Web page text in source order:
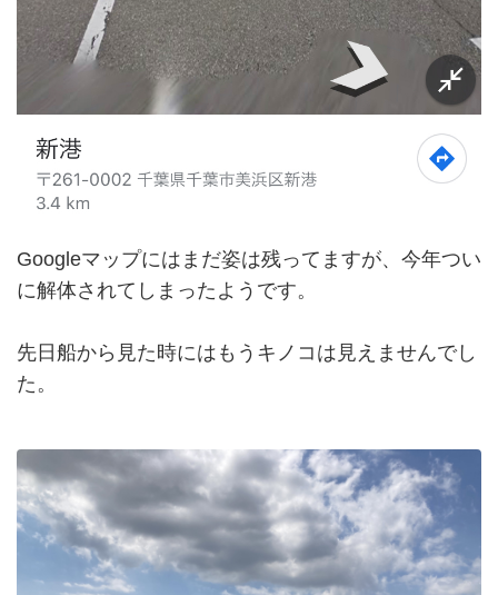
Googleマップにはまだ姿は残ってますが、今年つい
に解体されてしまったようです。
先日船から見た時にはもうキノコは見えませんでし
た。